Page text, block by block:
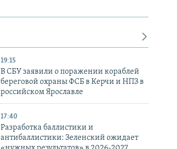
19:15
В СБУ заявили о поражении кораблей
береговой охраны ФСБ в Керчи и НПЗ в
российском Ярославле
17:40
Разработка баллистики и
антибаллистики: Зеленский ожидает